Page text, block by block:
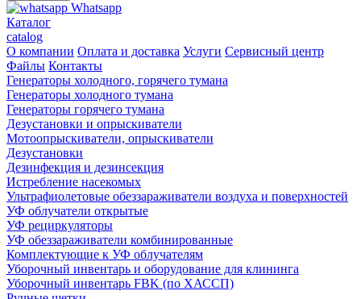
Whatsapp
Каталог
catalog
О компании Оплата и доставка Услуги Сервисный центр
Файлы Контакты
Генераторы холодного, горячего тумана
Генераторы холодного тумана
Генераторы горячего тумана
Дезустановки и опрыскиватели
Мотоопрыскиватели, опрыскиватели
Дезустановки
Дезинфекция и дезинсекция
Истребление насекомых
Ультрафиолетовые обеззараживатели воздуха и поверхностей
УФ облучатели открытые
УФ рециркуляторы
УФ обеззараживатели комбинированные
Комплектующие к УФ облучателям
Уборочный инвентарь и оборудование для клининга
Уборочный инвентарь FBK (по ХАССП)